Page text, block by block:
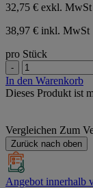
32,75 € exkl. MwSt
38,97 € inkl. MwSt
pro Stück
-
In den Warenkorb
Dieses Produkt ist
Vergleichen Zum
Zurück nach oben
Angebot innerhalb